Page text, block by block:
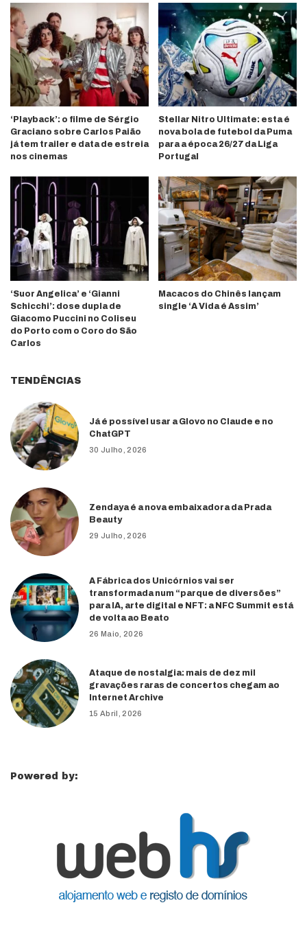
‘Playback’: o filme de Sérgio
Graciano sobre Carlos Paião
já tem trailer e data de estreia
nos cinemas
Stellar Nitro Ultimate: esta é
nova bola de futebol da Puma
para a época 26/27 da Liga
Portugal
‘Suor Angelica’ e ‘Gianni
Schicchi’: dose dupla de
Giacomo Puccini no Coliseu
do Porto com o Coro do São
Carlos
Macacos do Chinês lançam
single ‘A Vida é Assim’
TENDÊNCIAS
Já é possível usar a Glovo no Claude e no
ChatGPT
30 Julho, 2026
Zendaya é a nova embaixadora da Prada
Beauty
29 Julho, 2026
A Fábrica dos Unicórnios vai ser
transformada num “parque de diversões”
para IA, arte digital e NFT: a NFC Summit está
de volta ao Beato
26 Maio, 2026
Ataque de nostalgia: mais de dez mil
gravações raras de concertos chegam ao
Internet Archive
15 Abril, 2026
Powered by: